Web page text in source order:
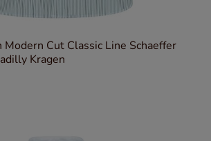
Cut Classic Line Schaeffer
Kragen